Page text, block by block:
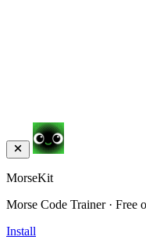
MorseKit
Morse Code Trainer · Free
Install